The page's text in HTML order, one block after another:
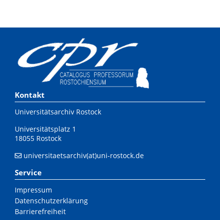
Kontakt
Universitätsarchiv Rostock
Universitätsplatz 1
18055 Rostock
universitaetsarchiv(at)uni-rostock.de
Service
Impressum
Datenschutzerklärung
Barrierefreiheit